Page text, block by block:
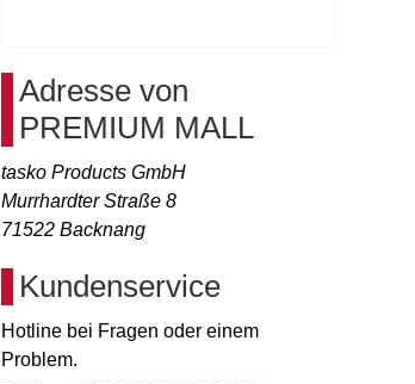
Adresse von
PREMIUM MALL
tasko Products GmbH
Murrhardter Straße 8
71522 Backnang
Kundenservice
Hotline bei Fragen oder einem
Problem.